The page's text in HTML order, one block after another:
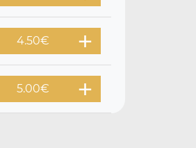
4.50€
5.00€